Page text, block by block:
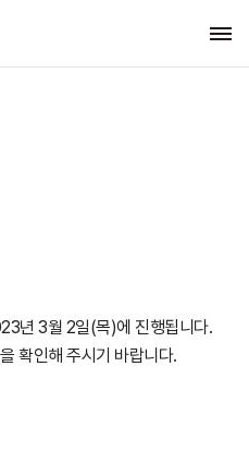
년 3월 2일(목)에 진행됩니다.
확인해 주시기 바랍니다.